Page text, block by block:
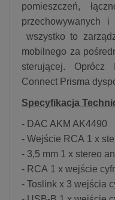
pomieszczeń,
przechowywanych i
wszystko to
mobilnego za
sterującej.
Connect Prisma
Specyfikacja
- DAC AKM AK4490
- Wejście RCA 1 x
- 3,5 mm 1 x stereo
- RCA 1 x wejście
- Toslink x 3 wejścia